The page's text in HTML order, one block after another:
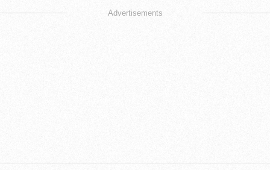
Advertisements